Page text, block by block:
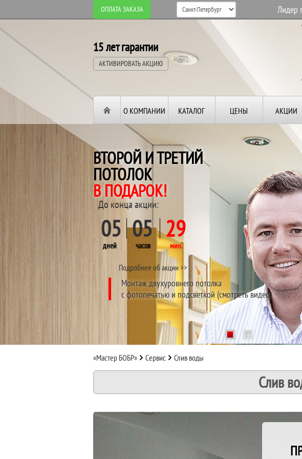
ОПЛАТА ЗАКАЗА Лидер
15 лет гарантии
АКТИВИРОВАТЬ АКЦИЮ
О КОМПАНИИ КАТАЛОГ ЦЕНЫ АКЦИИ
ВТОРОЙ И ТРЕТИЙ
ПОТОЛОК
В ПОДАРОК!
До конца акции:
05 05 29
дней часов мин.
Подробнее об акции >>
Монтаж двухуровнего потолка
с фотопечатью и подсветкой (смотреть видео)
1 2
«Мастер БОБР» Сервис Слив воды
Слив